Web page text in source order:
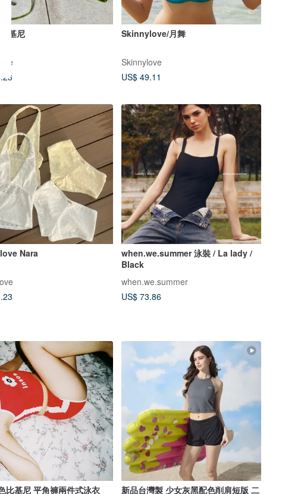
基尼 Skinnylove/月舞
Skinnylove
US$ 49.11
Nara
when.we.summer 泳裝 / La lady /
Black
when.we.summer
US$ 73.86
比基尼 平角褲兩件式泳衣
新品台灣製 少女灰黑配色削肩短版 二